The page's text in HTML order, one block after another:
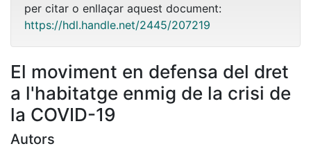
per citar o enllaçar aquest document:
https://hdl.handle.net/2445/207219
El moviment en defensa del dret
a l'habitatge enmig de la crisi de
la COVID-19
Autors